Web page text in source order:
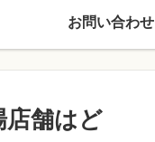
お問い合わせ
店舗はど